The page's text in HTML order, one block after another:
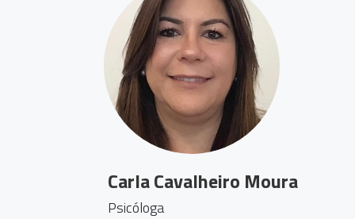
Carla Cavalheiro Moura
Psicóloga